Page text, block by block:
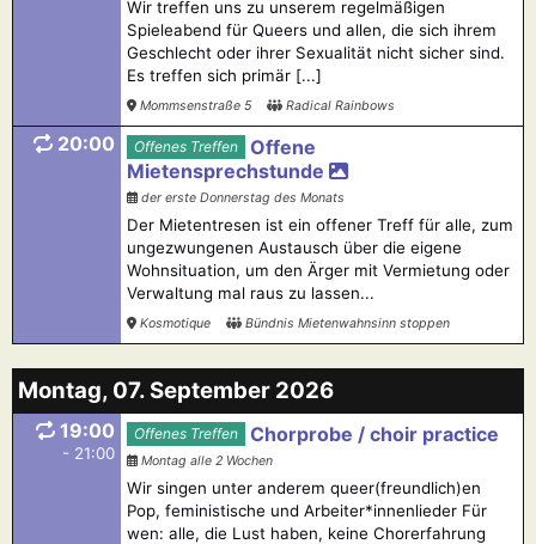
Wir treffen uns zu unserem regelmäßigen
Spieleabend für Queers und allen, die sich ihrem
Geschlecht oder ihrer Sexualität nicht sicher sind.
Es treffen sich primär [...]
Mommsenstraße 5 Radical Rainbows
20:00 Offenes Treffen
Offene
Mietensprechstunde
der erste Donnerstag des Monats
Der Mietentresen ist ein offener Treff für alle, zum
ungezwungenen Austausch über die eigene
Wohnsituation, um den Ärger mit Vermietung oder
Verwaltung mal raus zu lassen...
Kosmotique Bündnis Mietenwahnsinn stoppen
Montag, 07. September 2026
19:00
- 21:00
Offenes Treffen Chorprobe / choir practice
Montag alle 2 Wochen
Wir singen unter anderem queer(freundlich)en
Pop, feministische und Arbeiter*innenlieder Für
wen: alle, die Lust haben, keine Chorerfahrung